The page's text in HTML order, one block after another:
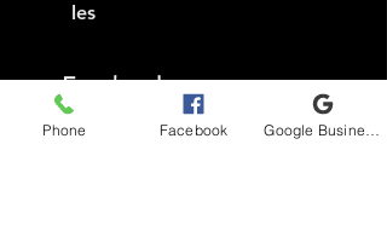
les
Facebook
Instagram
Phone Facebook